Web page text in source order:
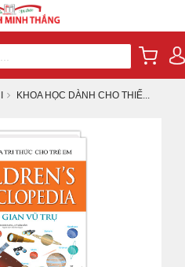
KHOA HỌC DÀNH CHO THIẾ...